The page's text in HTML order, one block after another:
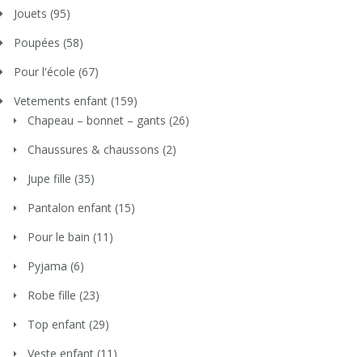
Jouets (95)
Poupées (58)
Pour l'école (67)
Vetements enfant (159)
Chapeau – bonnet – gants (26)
Chaussures & chaussons (2)
Jupe fille (35)
Pantalon enfant (15)
Pour le bain (11)
Pyjama (6)
Robe fille (23)
Top enfant (29)
Veste enfant (11)